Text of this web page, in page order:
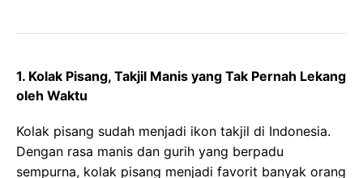
1. Kolak Pisang, Takjil Manis yang Tak Pernah Lekang
oleh Waktu
Kolak pisang sudah menjadi ikon takjil di Indonesia.
Dengan rasa manis dan gurih yang berpadu
sempurna, kolak pisang menjadi favorit banyak orang